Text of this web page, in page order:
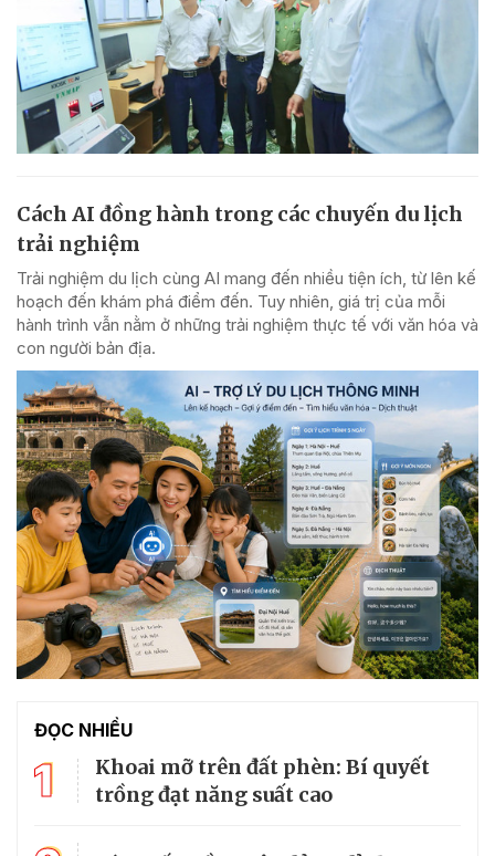
Cách AI đồng hành trong các chuyến du lịch
trải nghiệm
Trải nghiệm du lịch cùng AI mang đến nhiều tiện ích, từ lên kế
hoạch đến khám phá điểm đến. Tuy nhiên, giá trị của mỗi
hành trình vẫn nằm ở những trải nghiệm thực tế với văn hóa và
con người bản địa.
ĐỌC NHIỀU
1
Khoai mỡ trên đất phèn: Bí quyết
trồng đạt năng suất cao